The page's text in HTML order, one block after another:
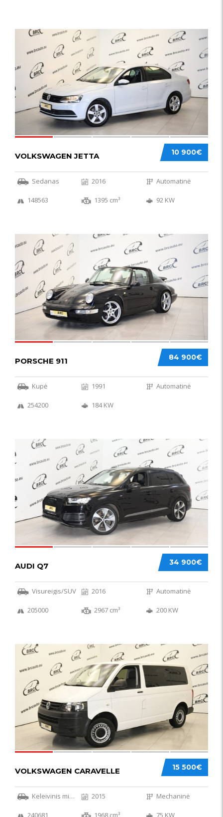
49
10 900€
VOLKSWAGEN JETTA
Sedanas 2016 Automatinė
148563 1395 cm³ 92 KW
59
84 900€
PORSCHE 911
Kupė 1991 Automatinė
254200 184 KW
56
34 900€
AUDI Q7
Visureigis/SUV 2016 Automatinė
205000 2967 cm³ 200 KW
36
15 500€
VOLKSWAGEN CARAVELLE
Keleivinis mikroautobusas 2015 Mechaninė
240681 1968 cm³ 75 KW